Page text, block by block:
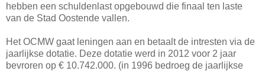
hebben een schuldenlast opgebouwd die finaal ten laste
van de Stad Oostende vallen.
Het OCMW gaat leningen aan en betaalt de intresten via de
jaarlijkse dotatie. Deze dotatie werd in 2012 voor 2 jaar
bevroren op € 10.742.000. (in 1996 bedroeg de jaarlijkse